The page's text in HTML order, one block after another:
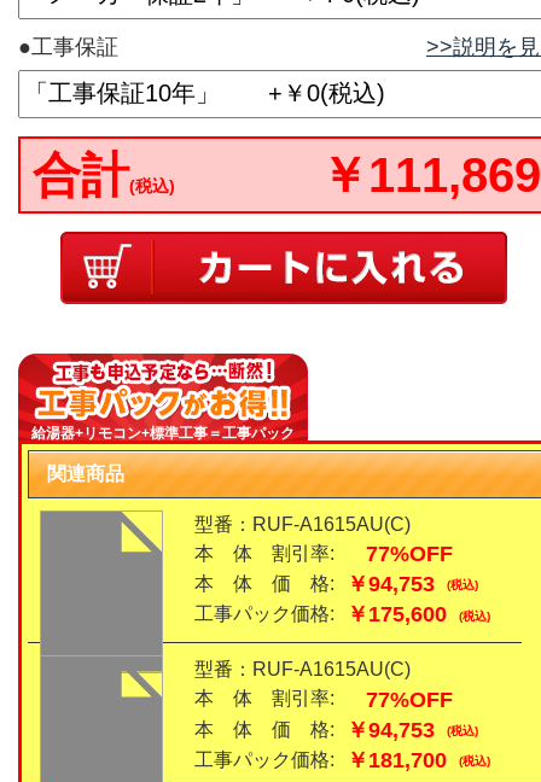
●工事保証 >>説明を
合計(税込) ￥111,869
給湯器+リモコン+標準工事＝工事パック
関連商品
型番：RUF-A1615AU(C)
本 体 割引率:
77%OFF
本 体 価 格: ￥94,753 (税込)
工事パック価格: ￥175,600 (税込)
型番：RUF-A1615AU(C)
本 体 割引率:
77%OFF
本 体 価 格: ￥94,753 (税込)
工事パック価格: ￥181,700 (税込)